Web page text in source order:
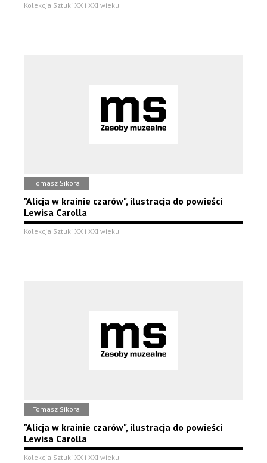
Kolekcja Sztuki XX i XXI wieku
Tomasz Sikora
"Alicja w krainie czarów", ilustracja do powieści
Lewisa Carolla
Kolekcja Sztuki XX i XXI wieku
Tomasz Sikora
"Alicja w krainie czarów", ilustracja do powieści
Lewisa Carolla
Kolekcja Sztuki XX i XXI wieku